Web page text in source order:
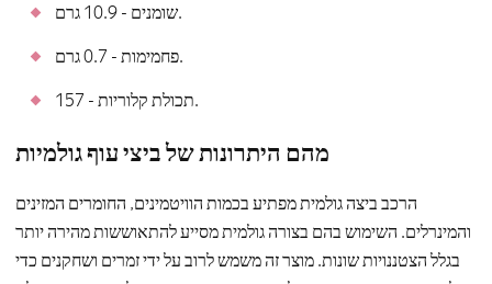
שומנים - 10.9 גרם.
פחמימות - 0.7 גרם.
תכולת קלוריות - 157.
מהם היתרונות של ביצי עוף גולמיות
הרכב ביצה גולמית מפתיע בכמות הוויטמינים, החומרים המזינים
והמינרלים. השימוש בהם בצורה גולמית מסייע להתאוששות מהירה יותר
בגלל הצטננויות שונות. מוצר זה משמש לרוב על ידי זמרים ושחקנים כדי